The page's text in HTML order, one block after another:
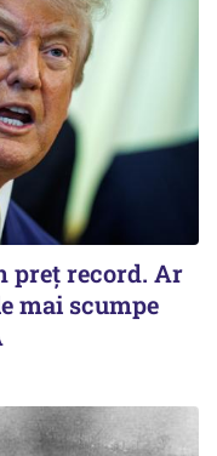
preț record. Ar
mai scumpe